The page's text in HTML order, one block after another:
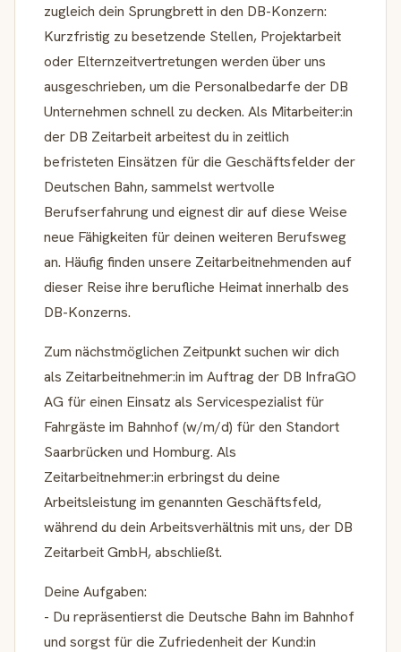
zugleich dein Sprungbrett in den DB-Konzern:
Kurzfristig zu besetzende Stellen, Projektarbeit
oder Elternzeitvertretungen werden über uns
ausgeschrieben, um die Personalbedarfe der DB
Unternehmen schnell zu decken. Als Mitarbeiter:in
der DB Zeitarbeit arbeitest du in zeitlich
befristeten Einsätzen für die Geschäftsfelder der
Deutschen Bahn, sammelst wertvolle
Berufserfahrung und eignest dir auf diese Weise
neue Fähigkeiten für deinen weiteren Berufsweg
an. Häufig finden unsere Zeitarbeitnehmenden auf
dieser Reise ihre berufliche Heimat innerhalb des
DB-Konzerns.
Zum nächstmöglichen Zeitpunkt suchen wir dich
als Zeitarbeitnehmer:in im Auftrag der DB InfraGO
AG für einen Einsatz als Servicespezialist für
Fahrgäste im Bahnhof (w/m/d) für den Standort
Saarbrücken und Homburg. Als
Zeitarbeitnehmer:in erbringst du deine
Arbeitsleistung im genannten Geschäftsfeld,
während du dein Arbeitsverhältnis mit uns, der DB
Zeitarbeit GmbH, abschließt.
Deine Aufgaben:
- Du repräsentierst die Deutsche Bahn im Bahnhof
und sorgst für die Zufriedenheit der Kund:in